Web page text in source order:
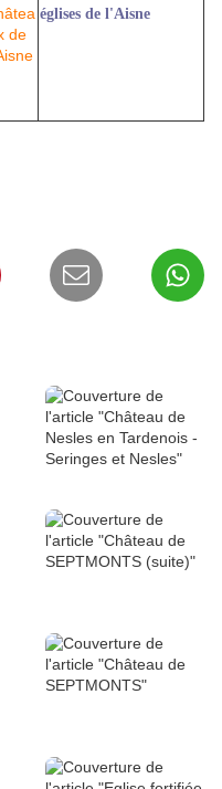
églises de l'Aisne